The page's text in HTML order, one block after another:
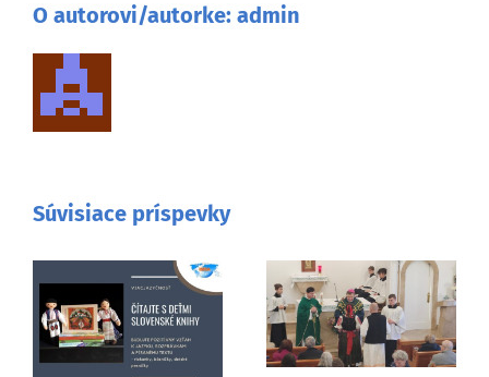
O autorovi/autorke: admin
Súvisiace príspevky